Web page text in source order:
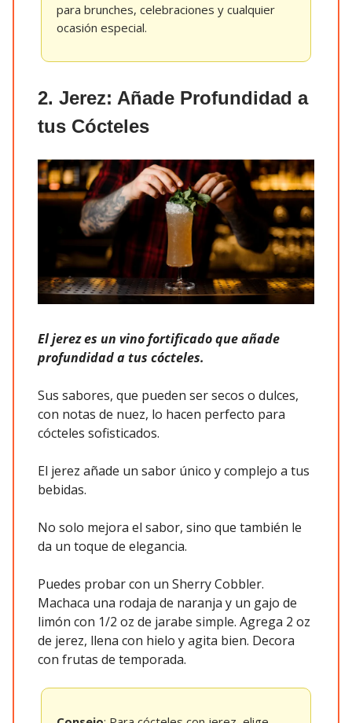
para brunches, celebraciones y cualquier
ocasión especial.
2. Jerez: Añade Profundidad a
tus Cócteles
El jerez es un vino fortificado que añade
profundidad a tus cócteles.
Sus sabores, que pueden ser secos o dulces,
con notas de nuez, lo hacen perfecto para
cócteles sofisticados.
El jerez añade un sabor único y complejo a tus
bebidas.
No solo mejora el sabor, sino que también le
da un toque de elegancia.
Puedes probar con un Sherry Cobbler.
Machaca una rodaja de naranja y un gajo de
limón con 1/2 oz de jarabe simple. Agrega 2 oz
de jerez, llena con hielo y agita bien. Decora
con frutas de temporada.